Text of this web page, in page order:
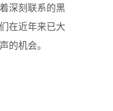
深刻联系的黑
在近年来已大
的机会。